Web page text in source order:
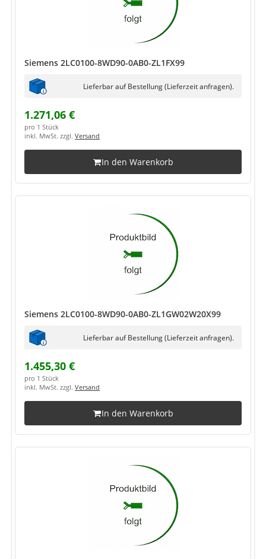
Siemens 2LC0100-8WD90-0AB0-ZL1FX99
Lieferbar auf Bestellung (Lieferzeit anfragen).
1.271,06 €
pro 1 Stück
inkl. MwSt. zzgl. Versand
In den Warenkorb
Siemens 2LC0100-8WD90-0AB0-ZL1GW02W20X99
Lieferbar auf Bestellung (Lieferzeit anfragen).
1.455,30 €
pro 1 Stück
inkl. MwSt. zzgl. Versand
In den Warenkorb